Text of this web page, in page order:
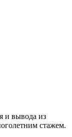
и вывода из
стажем.